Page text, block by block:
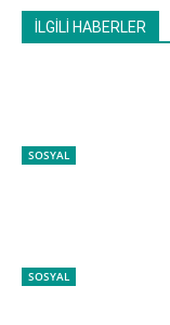
İLGİLİ HABERLER
SOSYAL
SOSYAL